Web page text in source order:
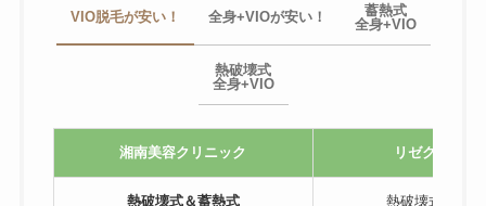
VIO脱毛が安い！ 全身+VIOが安い！
蓄熱式
全身+VIO
熱破壊式
全身+VIO
湘南美容クリニック リゼクリニッ
熱破壊式＆蓄熱式 熱破壊式＆蓄